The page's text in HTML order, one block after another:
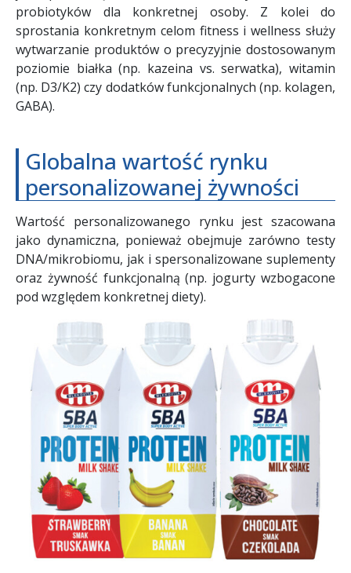
probiotyków dla konkretnej osoby. Z kolei do
sprostania konkretnym celom fitness i wellness służy
wytwarzanie produktów o precyzyjnie dostosowanym
poziomie białka (np. kazeina vs. serwatka), witamin
(np. D3/K2) czy dodatków funkcjonalnych (np. kolagen,
GABA).
Globalna wartość rynku
personalizowanej żywności
Wartość personalizowanego rynku jest szacowana
jako dynamiczna, ponieważ obejmuje zarówno testy
DNA/mikrobiomu, jak i spersonalizowane suplementy
oraz żywność funkcjonalną (np. jogurty wzbogacone
pod względem konkretnej diety).